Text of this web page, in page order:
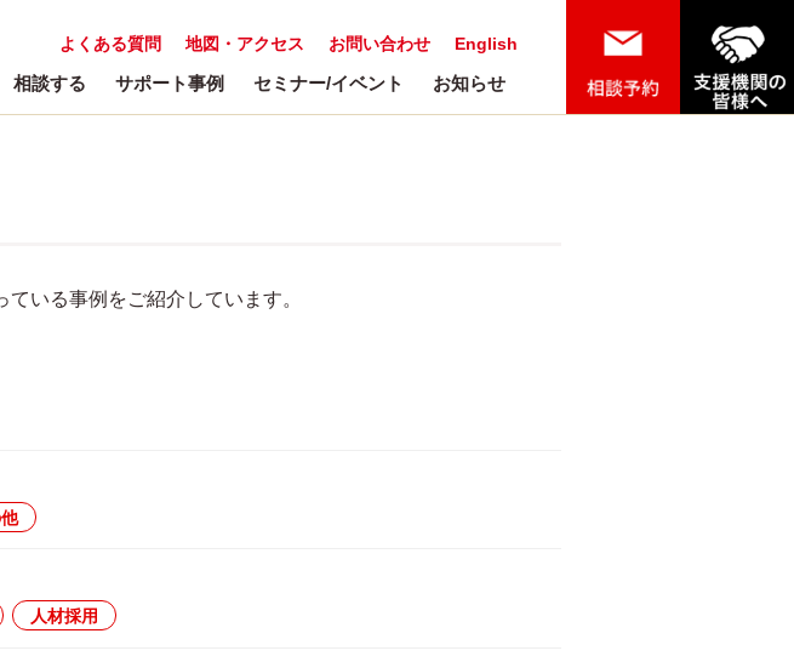
English
お問い合わせ
地図・アクセス
よくある質問
相談する サポート事例 セミナー/イベント お知らせ
いる事例をご紹介しています。
人材採用